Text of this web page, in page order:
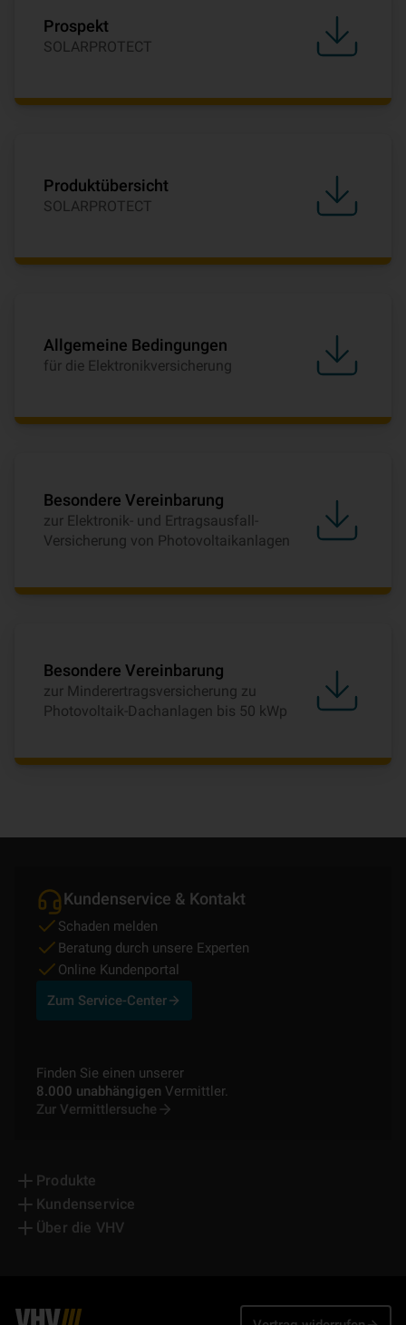
Prospekt
SOLARPROTECT
Produktübersicht
SOLARPROTECT
Allgemeine Bedingungen
für die Elektronikversicherung
Besondere Vereinbarung
zur Elektronik- und Ertragsausfall-
Versicherung von Photovoltaikanlagen
Besondere Vereinbarung
zur Minderertragsversicherung zu
Photovoltaik-Dachanlagen bis 50 kWp
Kundenservice & Kontakt
Schaden melden
Beratung durch unsere Experten
Online Kundenportal
Zum Service-Center
Finden Sie einen unserer
8.000 unabhängigen Vermittler.
Zur Vermittlersuche
Produkte
Kundenservice
Über die VHV